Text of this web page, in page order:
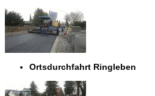
Ortsdurchfahrt Ringleben